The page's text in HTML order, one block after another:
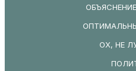
ОХ, НЕ